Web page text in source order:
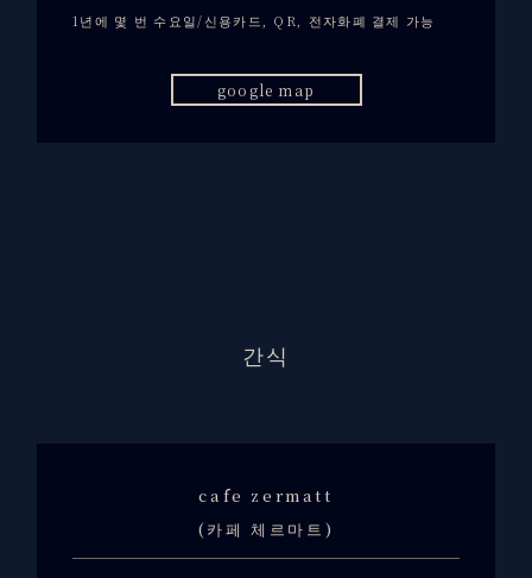
1년에 몇 번 수요일/신용카드, QR, 전자화폐 결제 가능
google map
간식
cafe zermatt
(카페 체르마트)